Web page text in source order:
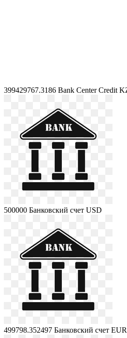
399429767.3186 Bank Center Credit
500000 Банковский счет USD
499798.352497 Банковский счет EUR